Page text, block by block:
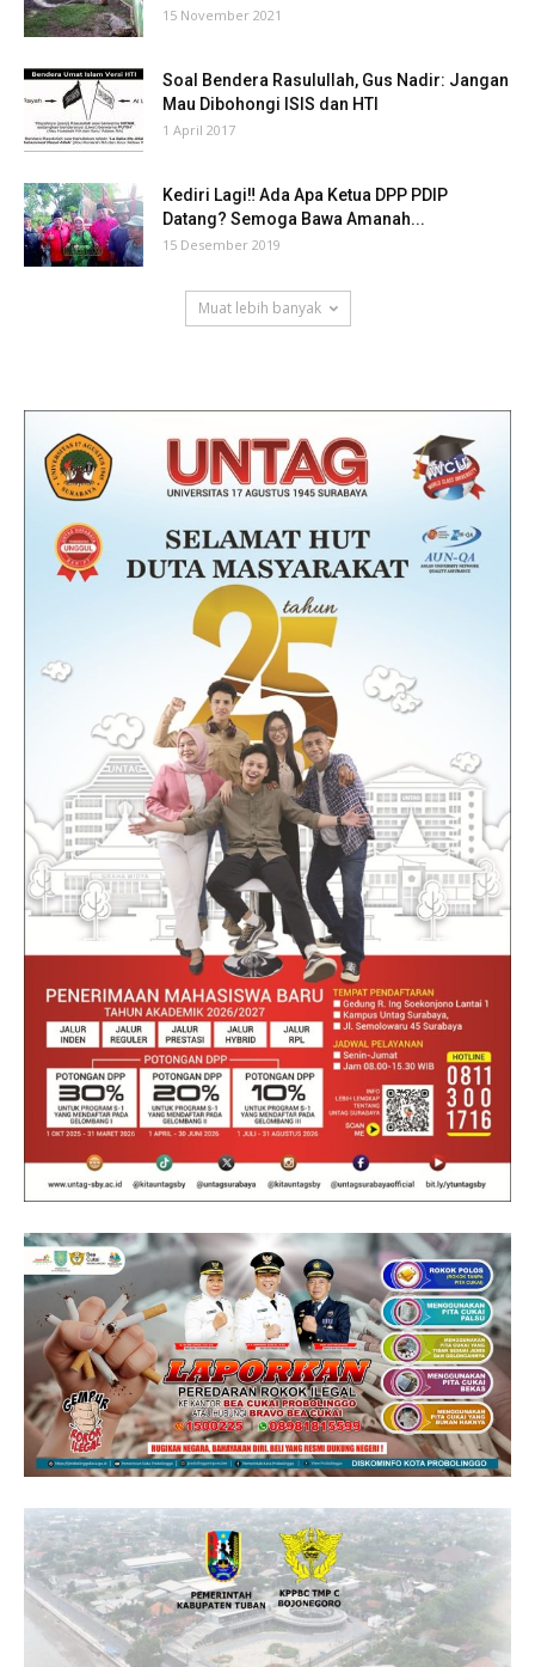
15 November 2021
Soal Bendera Rasulullah, Gus Nadir: Jangan
Mau Dibohongi ISIS dan HTI
1 April 2017
Kediri Lagi‼ Ada Apa Ketua DPP PDIP
Datang? Semoga Bawa Amanah...
15 Desember 2019
Muat lebih banyak